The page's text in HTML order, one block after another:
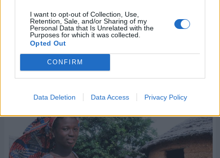
I want to opt-out of Collection, Use,
Retention, Sale, and/or Sharing of my
Personal Data that Is Unrelated with the
Purposes for which it was collected.
Opted Out
CONFIRM
Data Deletion Data Access Privacy Policy
Durante años, los cineastas han buscado
sensibilizar a las personas exhibiendo películas con
una trama real o imaginaria, pero que deje un
mensaje de esperanza, fe y optimismo de que
podemos hacer de este mundo, un lugar mucho
más humano.